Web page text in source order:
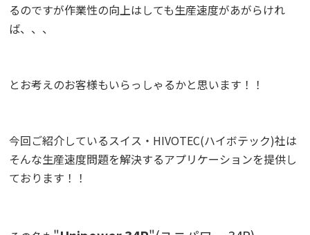
るのですが作業性の向上はしても生産速度があがらけれ
ば、、、
とお考えのお客様もいらっしゃるかと思います！！
今回ご紹介しているスイス・HIVOTEC(ハイボテック)社は
そんな生産速度問題を解決するアプリケーションを提供し
ております！！